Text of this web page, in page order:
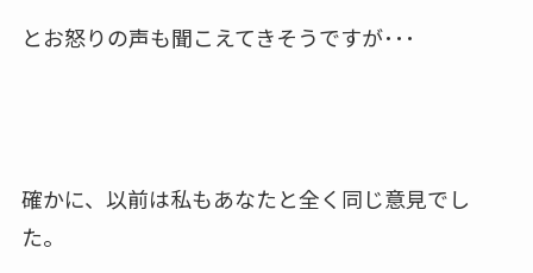
とお怒りの声も聞こえてきそうですが･･･
確かに、以前は私もあなたと全く同じ意見でし
た。